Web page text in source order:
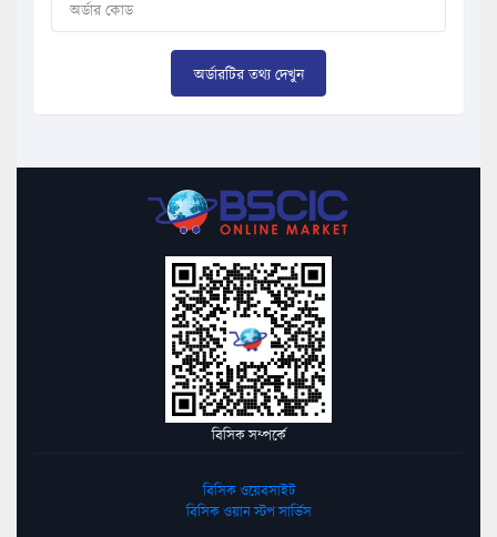
অর্ডারটির তথ্য দেখুন
বিসিক সম্পর্কে
বিসিক ওয়েবসাইট
বিসিক ওয়ান স্টপ সার্ভিস